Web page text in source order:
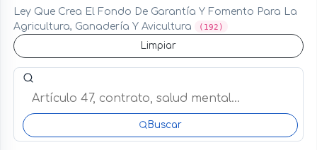
Ley Que Crea El Fondo De Garantía Y Fomento Para La
Agricultura, Ganadería Y Avicultura
(192)
Limpiar
Buscar artículo o término en esta ley
Buscar